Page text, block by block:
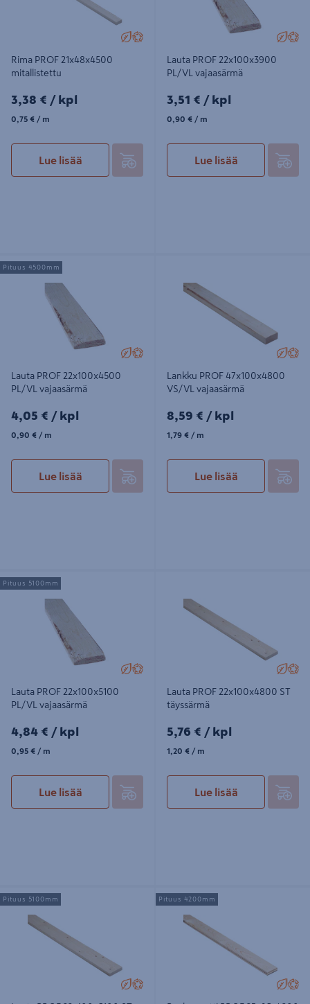
Rima PROF 21x48x4500
mitallistettu
3,38€/kpl
3,38 € / kpl
0,75€/m
0,75 € / m
Lue lisää
Lauta PROF 22x100x3900
PL/VL vajaasärmä
3,51€/kpl
3,51 € / kpl
0,90€/m
0,90 € / m
Lue lisää
Lauta PROF 22x100x4500 PL/VL
vajaasärmä
Lauta PROF 22x100x4500
PL/VL vajaasärmä
4,05€/kpl
4,05 € / kpl
0,90€/m
0,90 € / m
Lue lisää
Pituus 4500mm
Lankku PROF 47x100x4800
VS/VL vajaasärmä
8,59€/kpl
8,59 € / kpl
1,79€/m
1,79 € / m
Lue lisää
Lauta PROF 22x100x5100 PL/VL
vajaasärmä
Lauta PROF 22x100x5100
PL/VL vajaasärmä
4,84€/kpl
4,84 € / kpl
0,95€/m
0,95 € / m
Lue lisää
Pituus 5100mm
Lauta PROF 22x100x4800 ST
täyssärmä
5,76€/kpl
5,76 € / kpl
1,20€/m
1,20 € / m
Lue lisää
Lauta PROF 22x100x5100 ST
täyssärmä
Pituus 5100mm
Raakapontti PROF 23x95x4200
PL/VL vajaasärmä päätypontattu
Pituus 4200mm